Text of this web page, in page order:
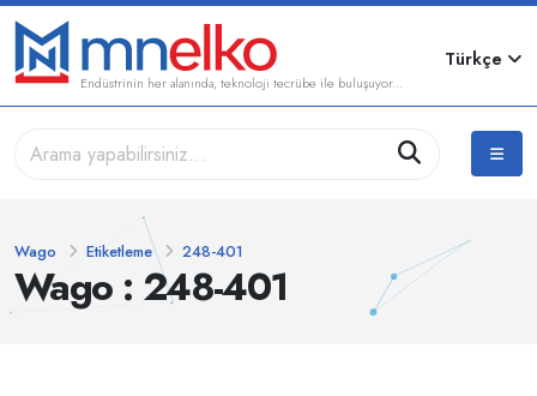
Endüstrinin her alanında, teknoloji tecrübe ile buluşuyor...
Türkçe
Wago : 248-401
Wago Etiketleme 248-401